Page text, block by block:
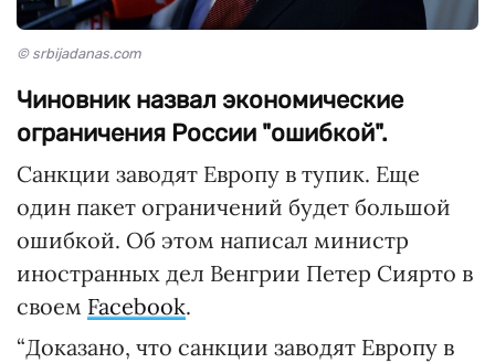
© srbijadanas.com
Чиновник назвал экономические
ограничения России "ошибкой".
Санкции заводят Европу в тупик. Еще
один пакет ограничений будет большой
ошибкой. Об этом написал министр
иностранных дел Венгрии Петер Сиярто в
своем Facebook.
“Доказано, что санкции заводят Европу в